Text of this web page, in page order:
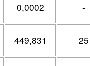
0,0002 -
449,831 25